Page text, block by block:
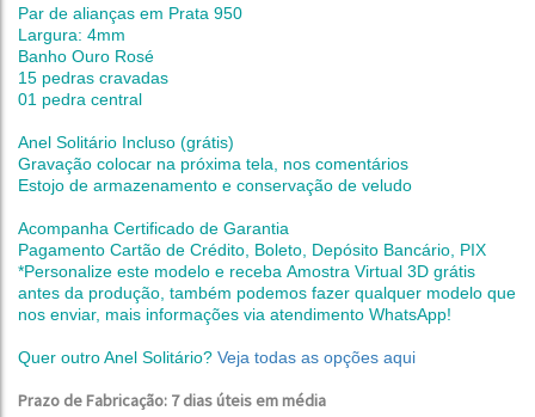
Par de alianças em Prata 950
Largura: 4mm
Banho Ouro Rosé
15 pedras cravadas
01 pedra central
Anel Solitário Incluso (grátis)
Gravação colocar na próxima tela, nos comentários
Estojo de armazenamento e conservação de veludo
Acompanha Certificado de Garantia
Pagamento Cartão de Crédito, Boleto, Depósito Bancário, PIX
*Personalize este modelo e receba Amostra Virtual 3D grátis
antes da produção, também podemos fazer qualquer modelo que
nos enviar, mais informações via atendimento WhatsApp!
Quer outro Anel Solitário? Veja todas as opções aqui
Prazo de Fabricação: 7 dias úteis em média